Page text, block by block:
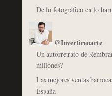
De lo fotográfico en lo
@Invertirenarte
Un autorretrato de
millones?
Las mejores ventas
España